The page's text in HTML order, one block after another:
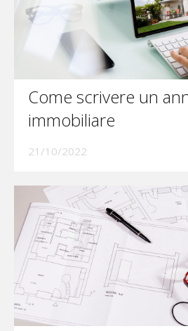
Come scrivere un
immobiliare
21/10/2022